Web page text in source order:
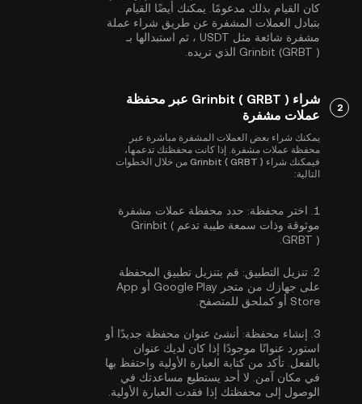
كان القيام بذلك مدعومًا. يمكنك أيضًا القيام
بتبادل العملات المشفرة عن طريق شراء عملة
مشفرة شائعة مثل USDT ، ثم استبدالها بـ
Grinbit (GRBT ) الذي تريده.
2
شراء Grinbit ( GRBT ) عبر محفظة
عملات مشفرة
يمكنك شراء بعض العملات المشفرة مباشرة عبر
محفظة عملات مشفرة. إذا كانت محفظتك تدعمها،
فيمكنك شراء Grinbit ( GRBT ) من خلال الخطوات
التالية:
1. اختر محفظة: حدد محفظة عملات مشفرة
موثوقة وذات سمعة طيبة تدعم Grinbit (
GRBT ).
2. تنزيل التطبيق: قم بتنزيل تطبيق المحفظة
على جهازك من متجر Google Play أو App
Store أو كملحق للمتصفح.
3. إنشاء محفظة: أنشئ عنوان محفظة جديدًا أو
استورد عنوانًا موجودًا إذا كان لديك عنوان
بالفعل. تأكد من كتابة العبارة الأولية واحتفظ بها
في مكان آمن. لا أحد يستطيع مساعدتك في
الوصول إلى محفظتك إذا فقدت العبارة الأولية.